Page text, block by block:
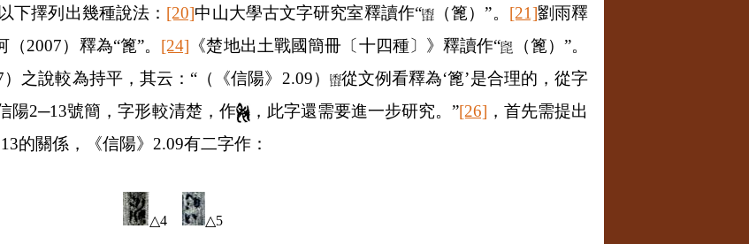
下擇列出幾種說法： [20]中山大學古文字研究室釋讀作“ （篦）”。 [21]劉雨釋
（2007）釋為“篦”。 [24] 《楚地出土戰國簡冊〔十四種〕》釋讀作“
（篦）”。
）之說較為持平，其云：“（《信陽》 2.09）
從文例看釋為‘篦’是合理的，從字
陽2─13號簡，字形較清楚，作 ，此字還需要進一步研究。”[26] ，首先需提出
的關係，《信陽》 2.09有二字作：
△4 △5